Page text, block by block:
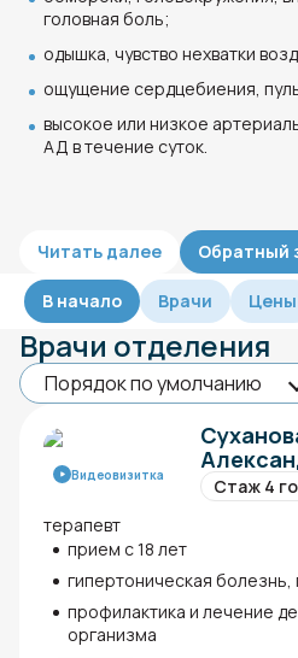
головная боль;
одышка, чувство нехватки
ощущение сердцебиения,
высокое или низкое
АД в течение суток.
Читать далее Обратный
В начало Врачи Цены
Врачи отделения
Видеовизитка
Стаж 4
терапевт
прием с 18 лет
гипертоническая
профилактика и лечение
организма